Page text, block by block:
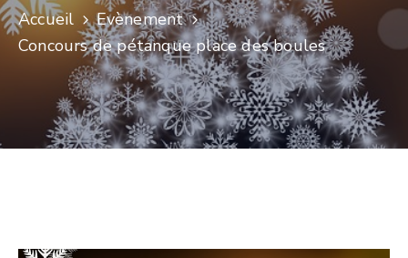
Accueil
Evènement
Concours de pétanque place des boules